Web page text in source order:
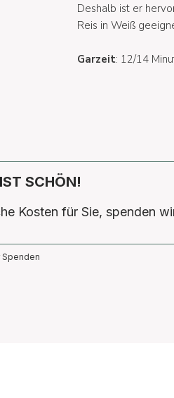
Deshalb ist er
Reis in Weiß
Garzeit: 12/14
SCHÖN!
Kosten für Sie, spenden
Spenden